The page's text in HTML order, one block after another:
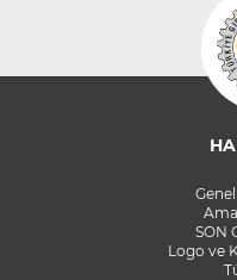
SON
Logo ve